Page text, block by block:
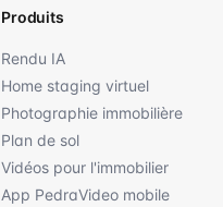
Produits
Rendu IA
Home staging virtuel
Photographie immobilière
Plan de sol
Vidéos pour l'immobilier
App PedraVideo mobile